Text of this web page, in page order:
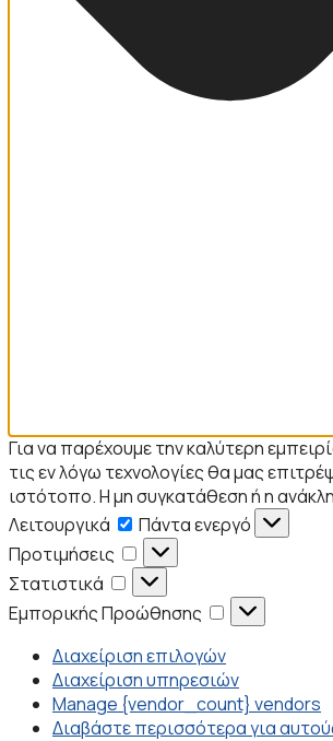
Για να παρέχουμε την καλύτερη
τις εν λόγω τεχνολογίες θα μας
ιστότοπο. Η μη συγκατάθεση ή η
Λειτουργικά
Λειτουργικά
Πάντα ενεργό
Προτιμήσεις
Προτιμήσεις
Στατιστικά
Στατιστικά
Εμπορικής Προώθησης
Εμπορικής
Προώθησης
Διαχείριση επιλογών
Διαχείριση υπηρεσιών
Manage {vendor_count} vendors
Διαβάστε περισσότερα για